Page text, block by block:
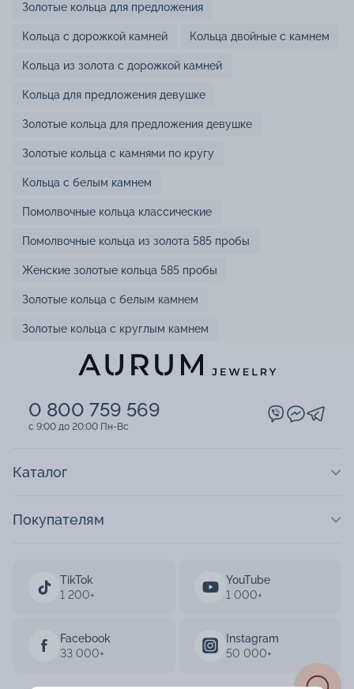
Золотые кольца для предложения
Кольца с дорожкой камней Кольца двойные с камнем
Кольца из золота с дорожкой камней
Кольца для предложения девушке
Золотые кольца для предложения девушке
Золотые кольца с камнями по кругу
Кольца с белым камнем
Помолвочные кольца классические
Помолвочные кольца из золота 585 пробы
Женские золотые кольца 585 пробы
Золотые кольца с белым камнем
Золотые кольца с круглым камнем
0 800 759 569
c 9:00 до 20:00 Пн-Вс
TikTok
1 200+
YouTube
1 000+
Facebook
33 000+
Instagram
50 000+
Каталог
Покупателям